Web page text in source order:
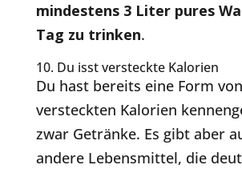
mindestens 3 Liter pures
Tag zu trinken.
10. Du isst versteckte Kalorien
Du hast bereits eine Form von
versteckten Kalorien
zwar Getränke. Es gibt aber
andere Lebensmittel, die